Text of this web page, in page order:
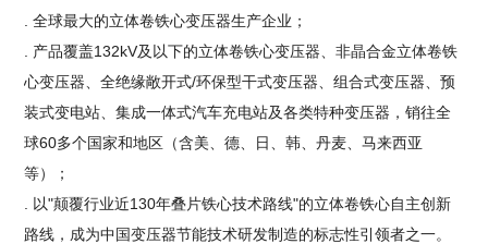
. 全球最大的立体卷铁心变压器生产企业；
. 产品覆盖132kV及以下的立体卷铁心变压器、非晶合金立体卷铁
心变压器、全绝缘敞开式/环保型干式变压器、组合式变压器、预
装式变电站、集成一体式汽车充电站及各类特种变压器，销往全
球60多个国家和地区（含美、德、日、韩、丹麦、马来西亚
等）；
. 以"颠覆行业近130年叠片铁心技术路线"的立体卷铁心自主创新
路线，成为中国变压器节能技术研发制造的标志性引领者之一。